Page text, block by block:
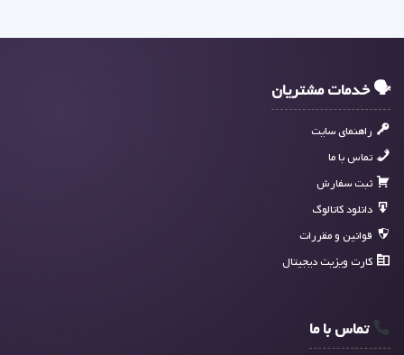
🗣 خدمات مشتریان
راهنمای سایت
تماس با ما
ثبت سفارش
دانلود کاتالوگ
قوانین و مقررات
کارت ویزیت دیجیتال
تماس با ما